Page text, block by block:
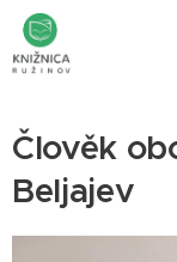
Člověk
Beljajev